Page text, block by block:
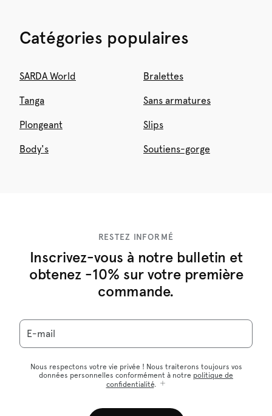
Catégories populaires
SARDA World Bralettes
Tanga Sans armatures
Plongeant Slips
Body's Soutiens-gorge
RESTEZ INFORMÉ
Inscrivez-vous à notre bulletin et
obtenez -10% sur votre première
commande.
E-mail
Nous respectons votre vie privée ! Nous traiterons toujours vos
données personnelles conformément à notre politique de
confidentialité.